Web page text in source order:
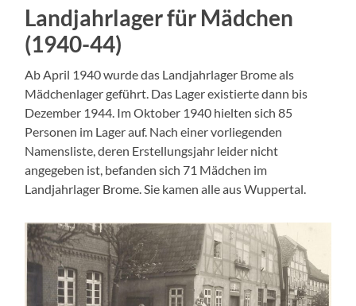
Landjahrlager für Mädchen
(1940-44)
Ab April 1940 wurde das Landjahrlager Brome als
Mädchenlager geführt. Das Lager existierte dann bis
Dezember 1944. Im Oktober 1940 hielten sich 85
Personen im Lager auf. Nach einer vorliegenden
Namensliste, deren Erstellungsjahr leider nicht
angegeben ist, befanden sich 71 Mädchen im
Landjahrlager Brome. Sie kamen alle aus Wuppertal.